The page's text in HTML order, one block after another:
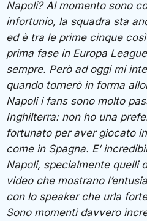
Napoli? Al momento sono
infortunio, la squadra sta
ed è tra le prime cinque
prima fase in Europa
sempre. Però ad oggi mi
quando tornerò in forma
Napoli i fans sono molto
Inghilterra: non ho una
fortunato per aver giocato
come in Spagna. E’
Napoli, specialmente quelli
video che mostrano
con lo speaker che urla
Sono momenti davvero